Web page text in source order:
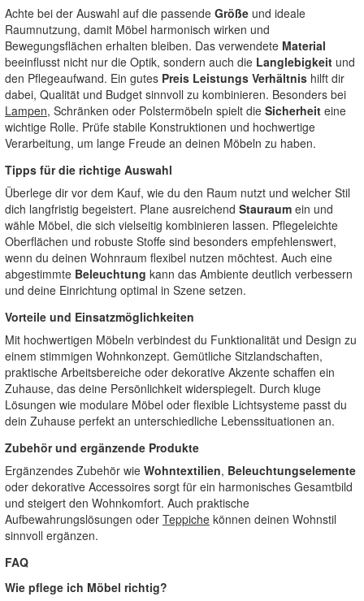
Achte bei der Auswahl auf die passende Größe und ideale
Raumnutzung, damit Möbel harmonisch wirken und
Bewegungsflächen erhalten bleiben. Das verwendete Material
beeinflusst nicht nur die Optik, sondern auch die Langlebigkeit und
den Pflegeaufwand. Ein gutes Preis Leistungs Verhältnis hilft dir
dabei, Qualität und Budget sinnvoll zu kombinieren. Besonders bei
Lampen, Schränken oder Polstermöbeln spielt die Sicherheit eine
wichtige Rolle. Prüfe stabile Konstruktionen und hochwertige
Verarbeitung, um lange Freude an deinen Möbeln zu haben.
Tipps für die richtige Auswahl
Überlege dir vor dem Kauf, wie du den Raum nutzt und welcher Stil
dich langfristig begeistert. Plane ausreichend Stauraum ein und
wähle Möbel, die sich vielseitig kombinieren lassen. Pflegeleichte
Oberflächen und robuste Stoffe sind besonders empfehlenswert,
wenn du deinen Wohnraum flexibel nutzen möchtest. Auch eine
abgestimmte Beleuchtung kann das Ambiente deutlich verbessern
und deine Einrichtung optimal in Szene setzen.
Vorteile und Einsatzmöglichkeiten
Mit hochwertigen Möbeln verbindest du Funktionalität und Design zu
einem stimmigen Wohnkonzept. Gemütliche Sitzlandschaften,
praktische Arbeitsbereiche oder dekorative Akzente schaffen ein
Zuhause, das deine Persönlichkeit widerspiegelt. Durch kluge
Lösungen wie modulare Möbel oder flexible Lichtsysteme passt du
dein Zuhause perfekt an unterschiedliche Lebenssituationen an.
Zubehör und ergänzende Produkte
Ergänzendes Zubehör wie Wohntextilien, Beleuchtungselemente
oder dekorative Accessoires sorgt für ein harmonisches Gesamtbild
und steigert den Wohnkomfort. Auch praktische
Aufbewahrungslösungen oder Teppiche können deinen Wohnstil
sinnvoll ergänzen.
FAQ
Wie pflege ich Möbel richtig?